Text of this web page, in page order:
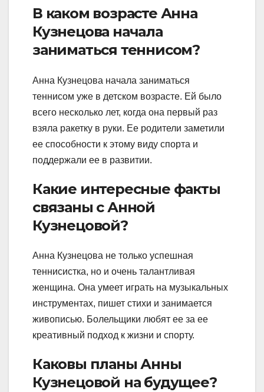
В каком возрасте Анна
Кузнецова начала
заниматься теннисом?
Анна Кузнецова начала заниматься
теннисом уже в детском возрасте. Ей было
всего несколько лет, когда она первый раз
взяла ракетку в руки. Ее родители заметили
ее способности к этому виду спорта и
поддержали ее в развитии.
Какие интересные факты
связаны с Анной
Кузнецовой?
Анна Кузнецова не только успешная
теннисистка, но и очень талантливая
женщина. Она умеет играть на музыкальных
инструментах, пишет стихи и занимается
живописью. Болельщики любят ее за ее
креативный подход к жизни и спорту.
Каковы планы Анны
Кузнецовой на будущее?